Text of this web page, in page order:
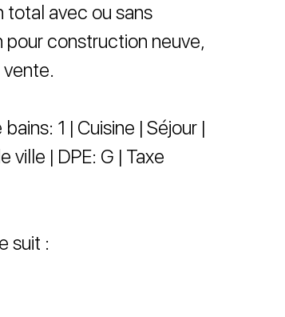
total avec ou sans
construction neuve,
1 | Cuisine | Séjour |
ville | DPE: G | Taxe
suit :